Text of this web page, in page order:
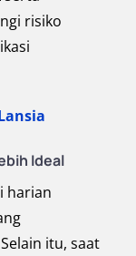
risiko
Ideal
harian
itu, saat